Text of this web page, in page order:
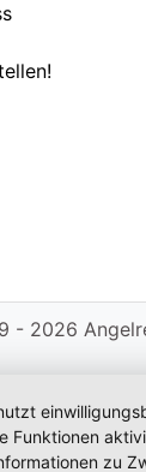
- 2026
Funktionen
zu